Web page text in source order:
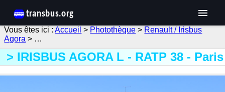
Accueil > Photothèque > Renault / Irisbus
Agora > …
IRISBUS AGORA L - RATP 38 - Paris